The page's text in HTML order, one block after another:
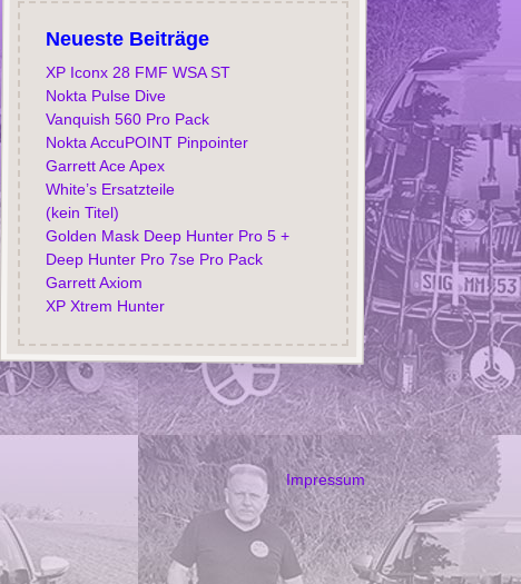
Neueste Beiträge
XP Iconx 28 FMF WSA ST
Nokta Pulse Dive
Vanquish 560 Pro Pack
Nokta AccuPOINT Pinpointer
Garrett Ace Apex
White’s Ersatzteile
(kein Titel)
Golden Mask Deep Hunter Pro 5 +
Deep Hunter Pro 7se Pro Pack
Garrett Axiom
XP Xtrem Hunter
Impressum